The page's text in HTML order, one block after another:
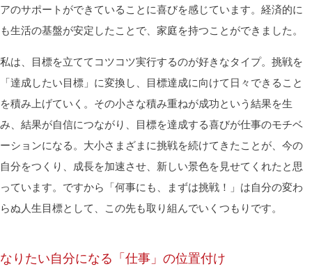
アのサポートができていることに喜びを感じています。経済的に
も生活の基盤が安定したことで、家庭を持つことができました。
私は、目標を立ててコツコツ実行するのが好きなタイプ。挑戦を
「達成したい目標」に変換し、目標達成に向けて日々できること
を積み上げていく。その小さな積み重ねが成功という結果を生
み、結果が自信につながり、目標を達成する喜びが仕事のモチベ
ーションになる。大小さまざまに挑戦を続けてきたことが、今の
自分をつくり、成長を加速させ、新しい景色を見せてくれたと思
っています。ですから「何事にも、まずは挑戦！」は自分の変わ
らぬ人生目標として、この先も取り組んでいくつもりです。
なりたい自分になる「仕事」の位置付け